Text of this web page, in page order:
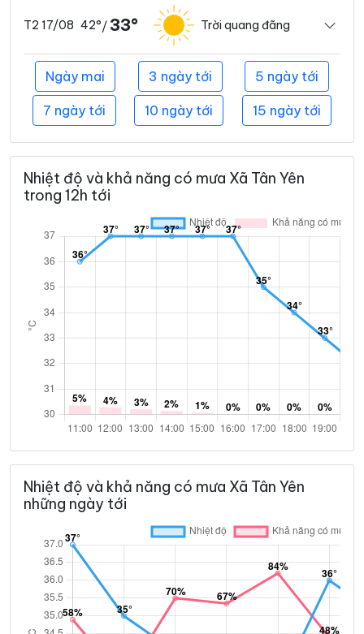
T2 17/08 42°/ 33° Trời quang đãng
Ngày mai 3 ngày tới 5 ngày tới
7 ngày tới 10 ngày tới 15 ngày tới
Nhiệt độ và khả năng có mưa Xã Tân Yên
trong 12h tới
Nhiệt độ và khả năng có mưa Xã Tân Yên
những ngày tới